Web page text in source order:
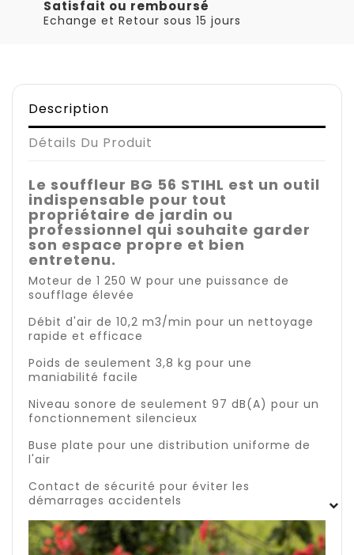
Satisfait ou remboursé
Echange et Retour sous 15 jours
Description
Détails Du Produit
Le souffleur BG 56 STIHL est un outil
indispensable pour tout
propriétaire de jardin ou
professionnel qui souhaite garder
son espace propre et bien
entretenu.
Moteur de 1 250 W pour une puissance de
soufflage élevée
Débit d'air de 10,2 m3/min pour un nettoyage
rapide et efficace
Poids de seulement 3,8 kg pour une
maniabilité facile
Niveau sonore de seulement 97 dB(A) pour un
fonctionnement silencieux
Buse plate pour une distribution uniforme de
l'air
Contact de sécurité pour éviter les
démarrages accidentels